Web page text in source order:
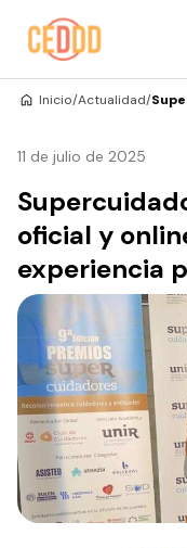
Inicio/Actualidad/
11 de julio de 2025
oficial y
experiencia